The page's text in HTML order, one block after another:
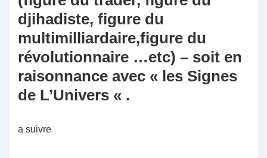
djihadiste, figure du
multimilliardaire,figure du
révolutionnaire …etc) – soit en
raisonnance avec « les Signes
de L’Univers « .
a suivre